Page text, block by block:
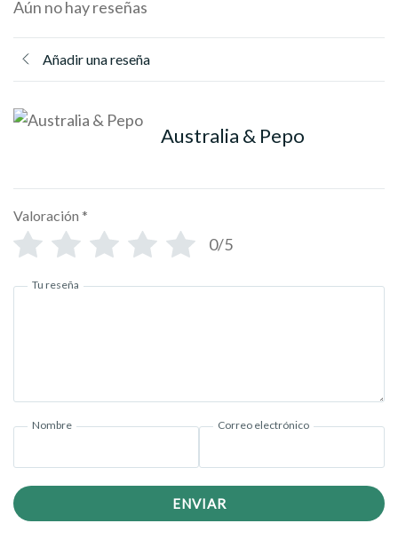
Aún no hay reseñas
Añadir una reseña
Australia & Pepo
Valoración *
0/5
Tu reseña
Nombre Correo electrónico
ENVIAR